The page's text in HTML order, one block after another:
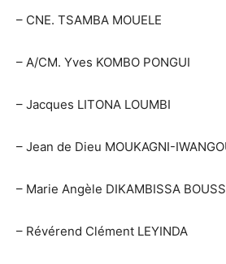
– CNE. TSAMBA MOUELE
– A/CM. Yves KOMBO PONGUI
– Jacques LITONA LOUMBI
– Jean de Dieu MOUKAGNI-
– Marie Angèle DIKAMBISSA
– Révérend Clément LEYINDA